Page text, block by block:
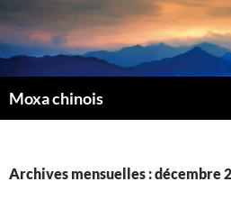
Moxa chinois
Archives mensuelles : décembre